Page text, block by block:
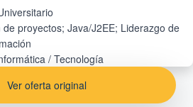
proyectos; Java/J2EE; Liderazgo de
Ver oferta original